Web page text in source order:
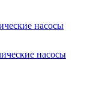
насосы
насосы